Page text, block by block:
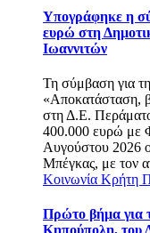
Υπογράφηκε η
ευρώ στη
Ιωαννιτών
Τη σύμβαση για
«Αποκατάσταση,
στη Δ.Ε.
400.000 ευρώ με
Αυγούστου 2026
Μπέγκας, με τον
Κοινωνία Κρήτη
Πρώτο βήμα για